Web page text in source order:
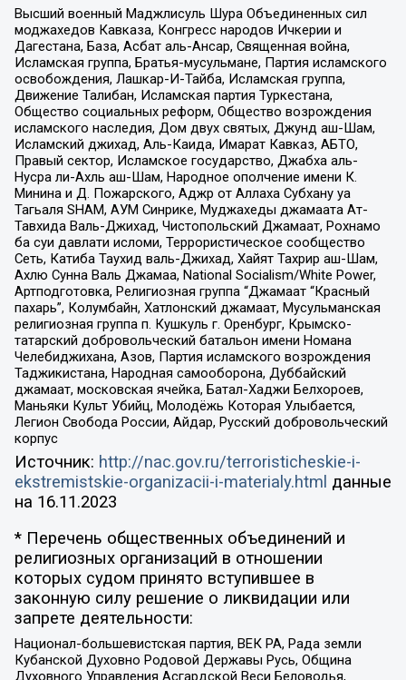
Высший военный Маджлисуль Шура Объединенных сил
моджахедов Кавказа, Конгресс народов Ичкерии и
Дагестана, База, Асбат аль-Ансар, Священная война,
Исламская группа, Братья-мусульмане, Партия исламского
освобождения, Лашкар-И-Тайба, Исламская группа,
Движение Талибан, Исламская партия Туркестана,
Общество социальных реформ, Общество возрождения
исламского наследия, Дом двух святых, Джунд аш-Шам,
Исламский джихад, Аль-Каида, Имарат Кавказ, АБТО,
Правый сектор, Исламское государство, Джабха аль-
Нусра ли-Ахль аш-Шам, Народное ополчение имени К.
Минина и Д. Пожарского, Аджр от Аллаха Субхану уа
Тагьаля SHAM, АУМ Синрике, Муджахеды джамаата Ат-
Тавхида Валь-Джихад, Чистопольский Джамаат, Рохнамо
ба суи давлати исломи, Террористическое сообщество
Сеть, Катиба Таухид валь-Джихад, Хайят Тахрир аш-Шам,
Ахлю Сунна Валь Джамаа, National Socialism/White Power,
Артподготовка, Религиозная группа “Джамаат “Красный
пахарь”, Колумбайн, Хатлонский джамаат, Мусульманская
религиозная группа п. Кушкуль г. Оренбург, Крымско-
татарский добровольческий батальон имени Номана
Челебиджихана, Азов, Партия исламского возрождения
Таджикистана, Народная самооборона, Дуббайский
джамаат, московская ячейка, Батал-Хаджи Белхороев,
Маньяки Культ Убийц, Молодёжь Которая Улыбается,
Легион Свобода России, Айдар, Русский добровольческий
корпус
Источник: http://nac.gov.ru/terroristicheskie-i-
ekstremistskie-organizacii-i-materialy.html данные
на 16.11.2023
* Перечень общественных объединений и
религиозных организаций в отношении
которых судом принято вступившее в
законную силу решение о ликвидации или
запрете деятельности:
Национал-большевистская партия, ВЕК РА, Рада земли
Кубанской Духовно Родовой Державы Русь, Община
Духовного Управления Асгардской Веси Беловодья,